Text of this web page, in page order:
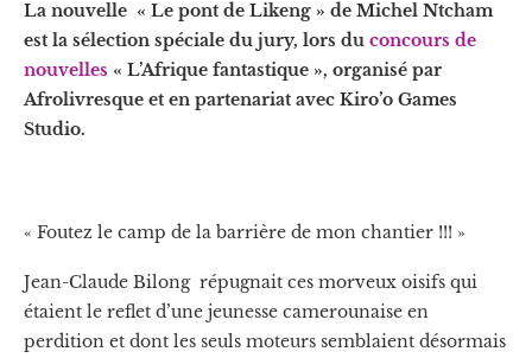
La nouvelle « Le pont de Likeng » de Michel Ntcham
est la sélection spéciale du jury, lors du concours de
nouvelles « L’Afrique fantastique », organisé par
Afrolivresque et en partenariat avec Kiro’o Games
Studio.
« Foutez le camp de la barrière de mon chantier !!! »
Jean-Claude Bilong répugnait ces morveux oisifs qui
étaient le reflet d’une jeunesse camerounaise en
perdition et dont les seuls moteurs semblaient désormais